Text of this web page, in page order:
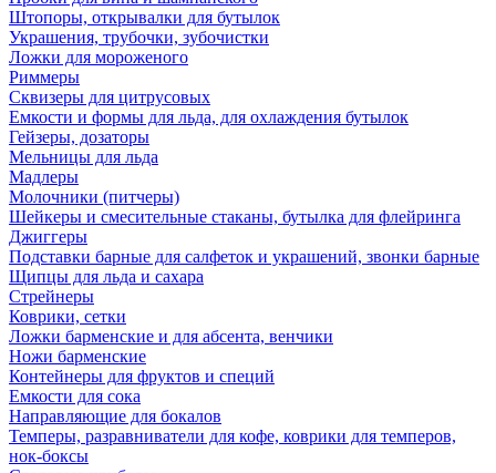
Штопоры, открывалки для бутылок
Украшения, трубочки, зубочистки
Ложки для мороженого
Риммеры
Сквизеры для цитрусовых
Емкости и формы для льда, для охлаждения бутылок
Гейзеры, дозаторы
Мельницы для льда
Мадлеры
Молочники (питчеры)
Шейкеры и смесительные стаканы, бутылка для флейринга
Джиггеры
Подставки барные для салфеток и украшений, звонки барные
Щипцы для льда и сахара
Стрейнеры
Коврики, сетки
Ложки барменские и для абсента, венчики
Ножи барменские
Контейнеры для фруктов и специй
Емкости для сока
Направляющие для бокалов
Темперы, разравниватели для кофе, коврики для темперов,
нок-боксы